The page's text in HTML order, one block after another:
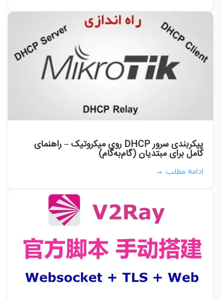
پیکربندی سرور DHCP روی میکروتیک – راهنمای
کامل برای مبتدیان (گام‌به‌گام)
ادامه مطلب →